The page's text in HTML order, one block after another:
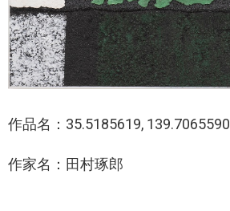
作品名：35.5185619, 139.7065590
作家名：田村琢郎